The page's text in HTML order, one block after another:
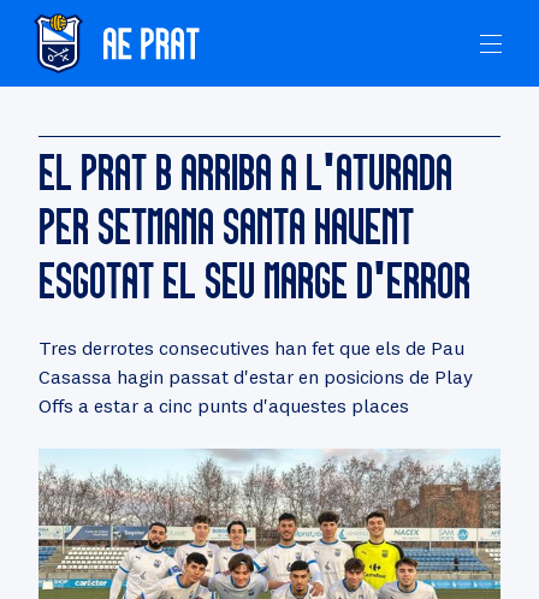
EL PRAT B ARRIBA A L'ATURADA
PER SETMANA SANTA HAVENT
ESGOTAT EL SEU MARGE D'ERROR
Tres derrotes consecutives han fet que els de Pau
Casassa hagin passat d'estar en posicions de Play
Offs a estar a cinc punts d'aquestes places